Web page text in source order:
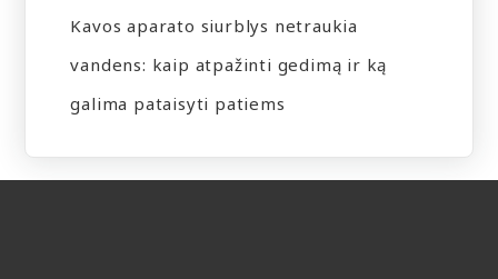
Kavos aparato siurblys netraukia
vandens: kaip atpažinti gedimą ir ką
galima pataisyti patiems